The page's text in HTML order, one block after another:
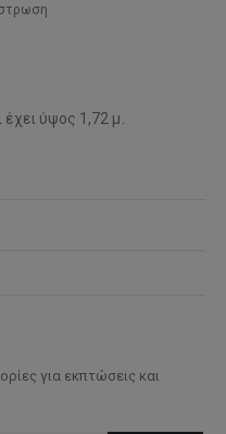
ύψος 1,72 μ.
για εκπτώσεις και